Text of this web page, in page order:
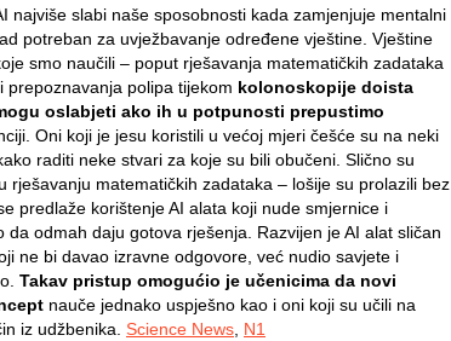
najviše slabi naše sposobnosti kada zamjenjuje mentalni
potreban za uvježbavanje određene vještine. Vještine
smo naučili – poput rješavanja matematičkih zadataka
prepoznavanja polipa tijekom kolonoskopije doista
oslabjeti ako ih u potpunosti prepustimo
Oni koji je jesu koristili u većoj mjeri češće su na neki
raditi neke stvari za koje su bili obučeni. Slično su
rješavanju matematičkih zadataka – lošije su prolazili bez
predlaže korištenje AI alata koji nude smjernice i
da odmah daju gotova rješenja. Razvijen je AI alat sličan
ne bi davao izravne odgovore, već nudio savjete i
Takav pristup omogućio je učenicima da novi
nauče jednako uspješno kao i oni koji su učili na
iz udžbenika. Science News, N1